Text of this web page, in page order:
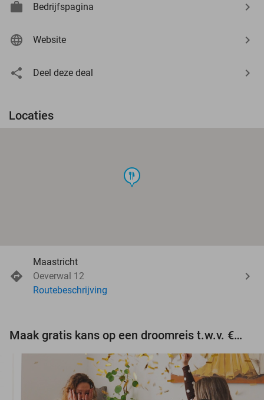
Bedrijfspagina
Website
Deel deze deal
Locaties
food
Maastricht
Oeverwal 12
Routebeschrijving
Maak gratis kans op een droomreis t.w.v. €3.000!